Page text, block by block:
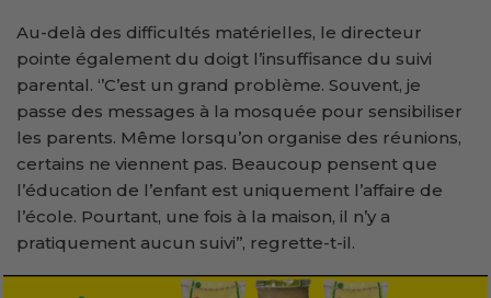
Au-delà des difficultés matérielles, le directeur
pointe également du doigt l’insuffisance du suivi
parental. ‘’C’est un grand problème. Souvent, je
passe des messages à la mosquée pour sensibiliser
les parents. Même lorsqu’on organise des réunions,
certains ne viennent pas. Beaucoup pensent que
l’éducation de l’enfant est uniquement l’affaire de
l’école. Pourtant, une fois à la maison, il n’y a
pratiquement aucun suivi’’, regrette-t-il.